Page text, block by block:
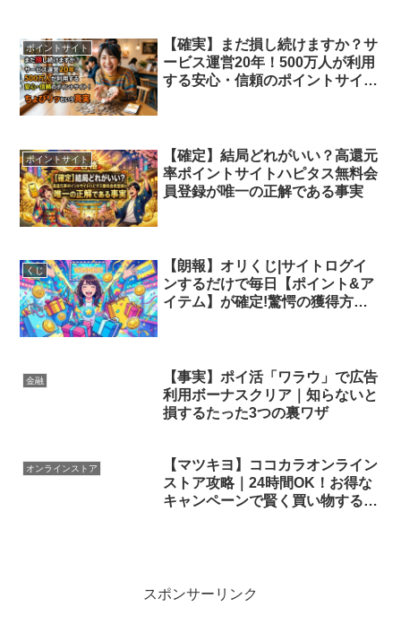
ポイントサイト
【確実】まだ損し続けますか？サ
ービス運営20年！500万人が利用
する安心・信頼のポイントサイ
ポイントサイト
【確定】結局どれがいい？高還元
率ポイントサイトハピタス無料会
員登録が唯一の正解である事実
くじ
【朗報】オリくじ|サイトログイ
ンするだけで毎日【ポイント&ア
イテム】が確定!驚愕の獲得方法
金融
【事実】ポイ活「ワラウ」で広告
利用ボーナスクリア｜知らないと
損するたった3つの裏ワザ
オンラインストア
【マツキヨ】ココカラオンライン
ストア攻略｜24時間OK！お得な
キャンペーンで賢く買い物する方
スポンサーリンク